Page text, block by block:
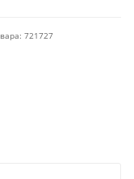
721727